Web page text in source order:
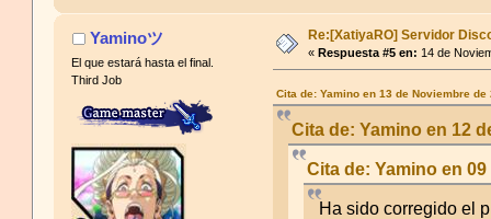
Yaminoツ
El que estará hasta el final.
Third Job
Re:[XatiyaRO] Servidor
«Respuesta #5 en: 14 de
Cita de: Yamino en 13 de Noviembre de
Cita de: Yamino en 12
Cita de: Yamino en
Ha sido corregido el